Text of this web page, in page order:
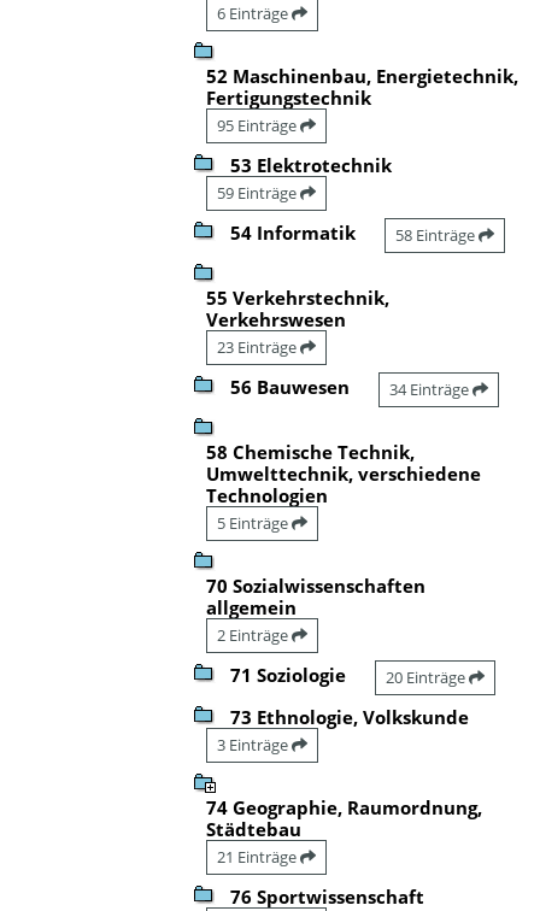
6 Einträge
52 Maschinenbau, Energietechnik,
Fertigungstechnik
95 Einträge
53 Elektrotechnik
59 Einträge
54 Informatik 58 Einträge
55 Verkehrstechnik,
Verkehrswesen
23 Einträge
56 Bauwesen 34 Einträge
58 Chemische Technik,
Umwelttechnik, verschiedene
Technologien
5 Einträge
70 Sozialwissenschaften
allgemein
2 Einträge
71 Soziologie 20 Einträge
73 Ethnologie, Volkskunde
3 Einträge
74 Geographie, Raumordnung,
Städtebau
21 Einträge
76 Sportwissenschaft